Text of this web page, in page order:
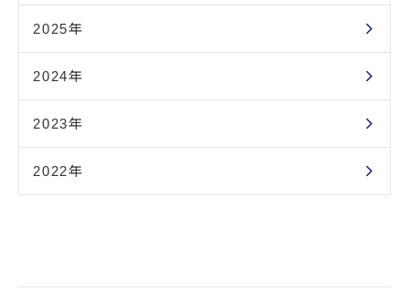
2025年
2024年
2023年
2022年